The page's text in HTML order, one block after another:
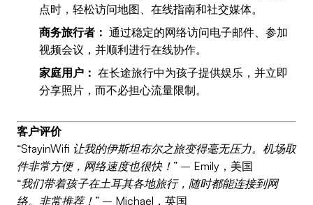
点时，轻松访问地图、在线指南和社交媒体。
商务旅行者： 通过稳定的网络访问电子邮件、参加
视频会议，并顺利进行在线协作。
家庭用户： 在长途旅行中为孩子提供娱乐，并立即
分享照片，而不必担心流量限制。
客户评价
“StayinWifi 让我的伊斯坦布尔之旅变得毫无压力。机场取
件非常方便，网络速度也很快！” – Emily，美国
“我们带着孩子在土耳其各地旅行，随时都能连接到网
络。非常推荐！” – Michael，英国